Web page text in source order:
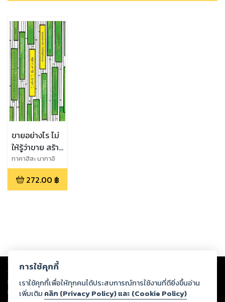
ขายอย่างไร ไม่
ให้รู้ว่าขาย สร้าง
กลยุทธ์การทำ
เงินโดย ‘ไม่
ขาย’ ให้เกิดขึ้น
ทาคาฮิสะ นากาอิ
272.00 ฿
Copyright © 2026
ต่อผลงานหรือเนื้อหาใดที่อัปโหลดผ่านเว็บไซต์และปรากฏว่าละเมิดสิทธิใน
ทรัพย์สินทางปัญญาของบุคคลอื่นหรือขัดต่อกฎหมายและศีลธรรม ดังนั้น ผู้อ่าน
ทุกท่านโปรดใช้วิจารณญาณในการกลั่นกรองด้วยตนเอง และหากท่านพบว่าส่วน
การใช้คุกกี้
เราใช้คุกกี้เพื่อให้ทุกคนได้ประสบการณ์การใช้งานที่ดียิ่งขึ้นอ่าน
เพิ่มเติม คลิก (Privacy Policy) และ (Cookie Policy)